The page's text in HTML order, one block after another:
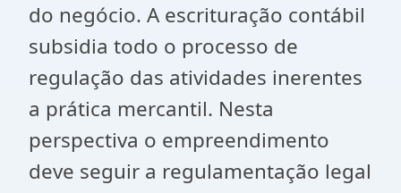
do negócio. A escrituração contábil
subsidia todo o processo de
regulação das atividades inerentes
a prática mercantil. Nesta
perspectiva o empreendimento
deve seguir a regulamentação legal